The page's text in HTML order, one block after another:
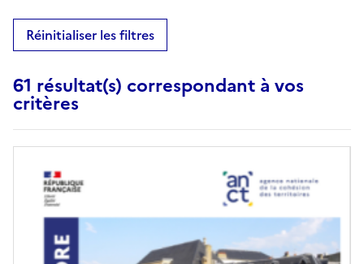
Réinitialiser les filtres
61 résultat(s) correspondant à vos
critères